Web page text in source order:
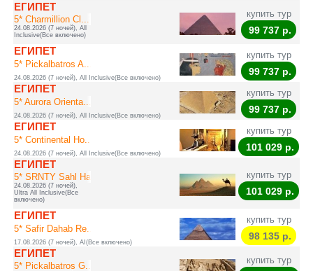
ЕГИПЕТ
5* Charmillion Cl...
24.08.2026 (7 ночей), All
Inclusive(Все включено)
купить тур
99 737 р.
ЕГИПЕТ
5* Pickalbatros A...
24.08.2026 (7 ночей), All Inclusive(Все включено)
купить тур
99 737 р.
ЕГИПЕТ
5* Aurora Orienta...
24.08.2026 (7 ночей), All Inclusive(Все включено)
купить тур
99 737 р.
ЕГИПЕТ
5* Continental Ho...
24.08.2026 (7 ночей), All Inclusive(Все включено)
купить тур
101 029 р.
ЕГИПЕТ
5* SRNTY Sahl Has...
24.08.2026 (7 ночей),
Ultra All Inclusive(Все
включено)
купить тур
101 029 р.
ЕГИПЕТ
5* Safir Dahab Re...
17.08.2026 (7 ночей), AI(Все включено)
купить тур
98 135 р.
ЕГИПЕТ
5* Pickalbatros G...
купить тур